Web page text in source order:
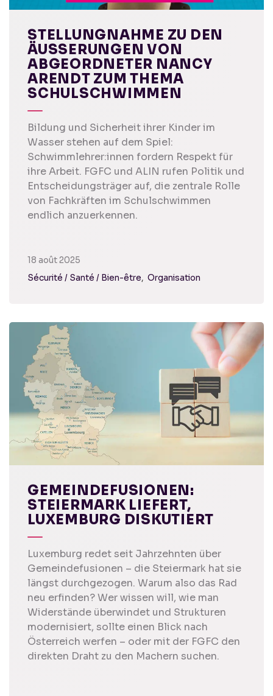
STELLUNGNAHME ZU DEN
ÄUSSERUNGEN VON A
BGEORDNETER NANCY A
RENDT ZUM THEMA S
CHULSCHWIMMEN
Bildung und Sicherheit ihrer Kinder im
Wasser stehen auf dem Spiel:
Schwimmlehrer:innen fordern Respekt für
ihre Arbeit. FGFC und ALIN rufen Politik und
Entscheidungsträger auf, die zentrale Rolle
von Fachkräften im Schulschwimmen
endlich anzuerkennen.
18 août 2025
Sécurité / Santé / Bien-être
Organisation
GEMEINDEFUSIONEN:
STEIERMARK LIEFERT,
LUXEMBURG DISKUTIERT
Luxemburg redet seit Jahrzehnten über
Gemeindefusionen – die Steiermark hat sie
längst durchgezogen. Warum also das Rad
neu erfinden? Wer wissen will, wie man
Widerstände überwindet und Strukturen
modernisiert, sollte einen Blick nach
Österreich werfen – oder mit der FGFC den
direkten Draht zu den Machern suchen.